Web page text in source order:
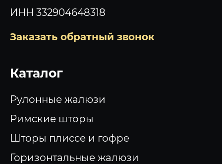
ИНН 332904648318
Заказать обратный звонок
Каталог
Рулонные жалюзи
Римские шторы
Шторы плиссе и гофре
Горизонтальные жалюзи